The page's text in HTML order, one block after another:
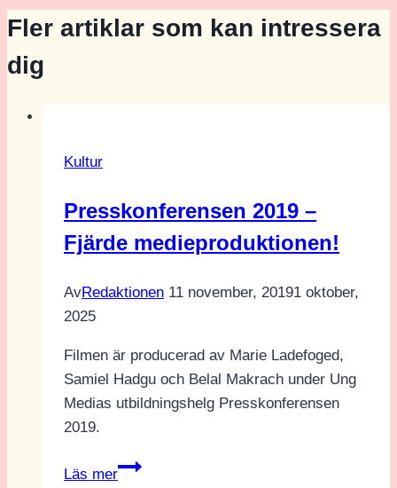
Fler artiklar som kan intressera
dig
Kultur
Presskonferensen 2019 –
Fjärde medieproduktionen!
AvRedaktionen 11 november, 20191 oktober,
2025
Filmen är producerad av Marie Ladefoged,
Samiel Hadgu och Belal Makrach under Ung
Medias utbildningshelg Presskonferensen
2019.
Läs mer
Presskonferensen